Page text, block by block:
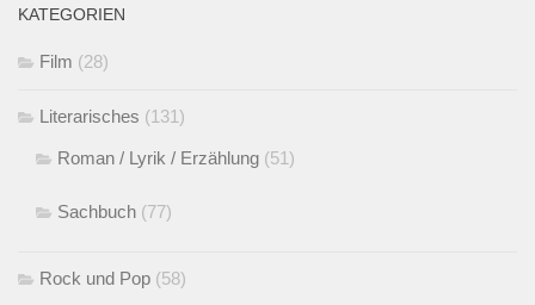
KATEGORIEN
Film (28)
Literarisches (131)
Roman / Lyrik / Erzählung (51)
Sachbuch (77)
Rock und Pop (58)